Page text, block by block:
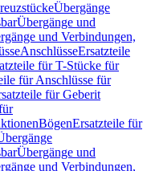
Übergänge
Übergänge und
und Verbindungen,
AnschlüsseErsatzteile
für T-Stücke für
für Anschlüsse für
für Geberit
BögenErsatzteile für
Übergänge und
und Verbindungen,